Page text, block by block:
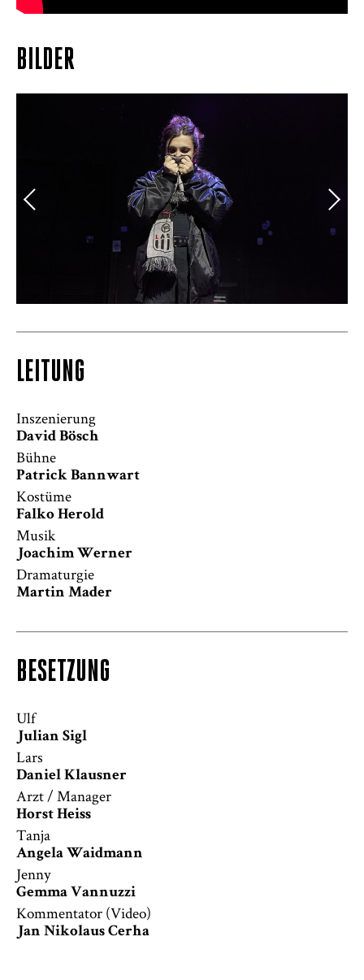
BILDER
LEITUNG
Inszenierung
David Bösch
Bühne
Patrick Bannwart
Kostüme
Falko Herold
Musik
Joachim Werner
Dramaturgie
Martin Mader
BESETZUNG
Ulf
Julian Sigl
Lars
Daniel Klausner
Arzt / Manager
Horst Heiss
Tanja
Angela Waidmann
Jenny
Gemma Vannuzzi
Kommentator (Video)
Jan Nikolaus Cerha